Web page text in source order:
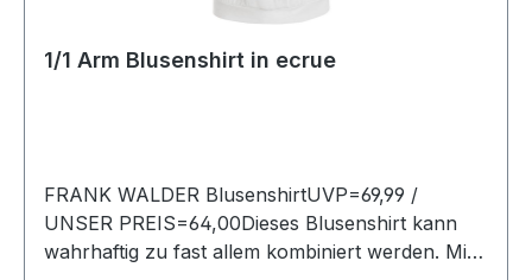
1/1 Arm Blusenshirt in ecrue
FRANK WALDER BlusenshirtUVP=69,99 /
UNSER PREIS=64,00Dieses Blusenshirt kann
wahrhaftig zu fast allem kombiniert werden. Mit